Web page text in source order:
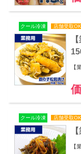
クール冷凍 店舗受取OK
【
クール冷凍 店舗受取OK
【